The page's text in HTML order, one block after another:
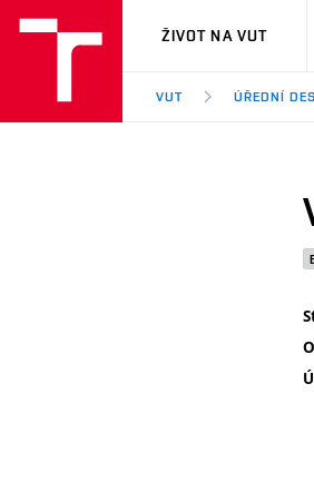
VUT
ŽIVOT NA VUT
VUT ÚŘEDNÍ